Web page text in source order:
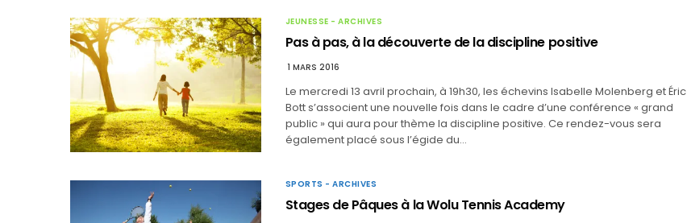
JEUNESSE - ARCHIVES
Pas à pas, à la découverte de la discipline positive
1 MARS 2016
Le mercredi 13 avril prochain, à 19h30, les échevins Isabelle Molenberg et Éric
Bott s’associent une nouvelle fois dans le cadre d’une conférence « grand
public » qui aura pour thème la discipline positive. Ce rendez-vous sera
également placé sous l’égide du…
SPORTS - ARCHIVES
Stages de Pâques à la Wolu Tennis Academy